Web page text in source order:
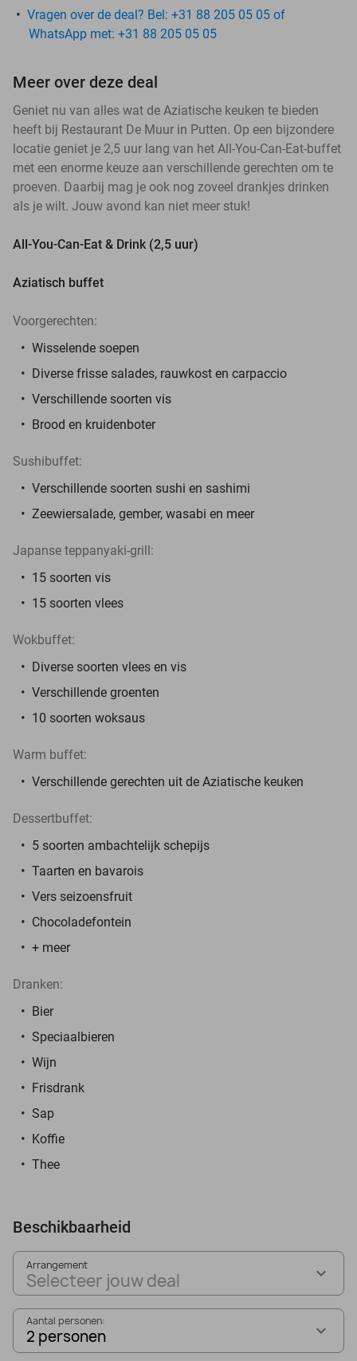
Vragen over de deal? Bel: +31 88 205 05 05 of
WhatsApp met: +31 88 205 05 05
Meer over deze deal
Geniet nu van alles wat de Aziatische keuken te bieden
heeft bij Restaurant De Muur in Putten. Op een bijzondere
locatie geniet je 2,5 uur lang van het All-You-Can-Eat-buffet
met een enorme keuze aan verschillende gerechten om te
proeven. Daarbij mag je ook nog zoveel drankjes drinken
als je wilt. Jouw avond kan niet meer stuk!
All-You-Can-Eat & Drink (2,5 uur)
Aziatisch buffet
Voorgerechten:
Wisselende soepen
Diverse frisse salades, rauwkost en carpaccio
Verschillende soorten vis
Brood en kruidenboter
Sushibuffet:
Verschillende soorten sushi en sashimi
Zeewiersalade, gember, wasabi en meer
Japanse teppanyaki-grill:
15 soorten vis
15 soorten vlees
Wokbuffet:
Diverse soorten vlees en vis
Verschillende groenten
10 soorten woksaus
Warm buffet:
Verschillende gerechten uit de Aziatische keuken
Dessertbuffet:
5 soorten ambachtelijk schepijs
Taarten en bavarois
Vers seizoensfruit
Chocoladefontein
+ meer
Dranken:
Bier
Speciaalbieren
Wijn
Frisdrank
Sap
Koffie
Thee
Beschikbaarheid
Arrangement
Selecteer jouw deal
Aantal personen:
2 personen